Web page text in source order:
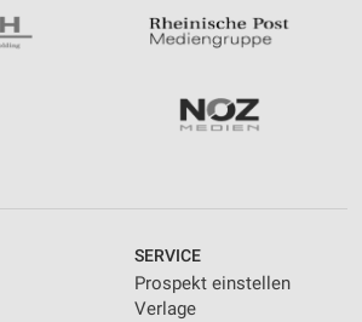
SERVICE
Prospekt einstellen
Verlage